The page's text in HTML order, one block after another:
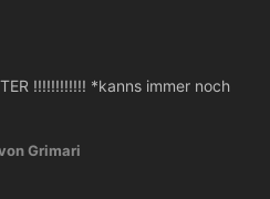
!!!!!!!!!!!! *kanns immer noch
Grimari